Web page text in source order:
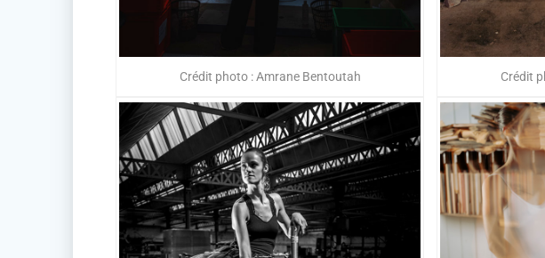
Crédit photo : Amrane Bentoutah Crédit